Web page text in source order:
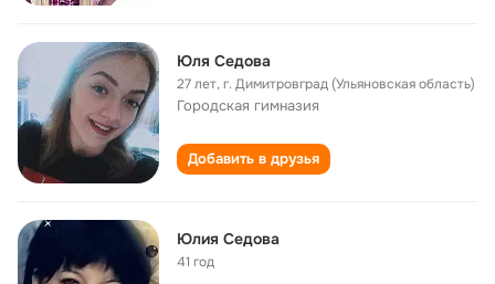
Юля Седова
27 лет,г. Димитровград (Ульяновская область)
Городская гимназия
Добавить в друзья
Юлия Седова
41 год